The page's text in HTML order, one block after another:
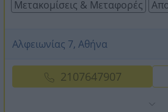
Μετακομίσεις & Μεταφορές
Αλφειωνίας 7, Αθήνα
2107647907